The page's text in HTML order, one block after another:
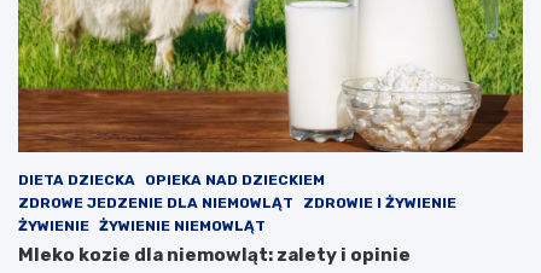
i
p
o
z
a
l
e
k
c
y
j
n
DIETA DZIECKA
OPIEKA NAD DZIECKIEM
ZDROWE JEDZENIE DLA NIEMOWLĄT
ZDROWIE I ŻYWIENIE
ŻYWIENIE ŻYWIENIE NIEMOWLĄT
Mleko kozie dla niemowląt: zalety i opinie